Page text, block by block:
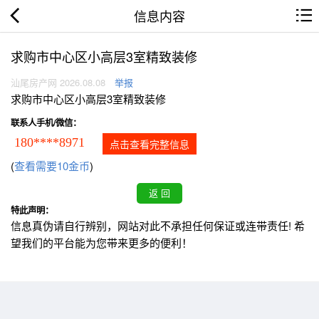
信息内容
求购市中心区小高层3室精致装修
汕尾房产网 2026.08.08 举报
求购市中心区小高层3室精致装修
联系人手机/微信：
180****8971 点击查看完整信息
(查看需要10金币)
特此声明：
信息真伪请自行辨别，网站对此不承担任何保证或连带责任! 希
望我们的平台能为您带来更多的便利！